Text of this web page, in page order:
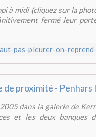
à midi (cliquez sur la
fermé leur
dans la galerie de
et les deux banques